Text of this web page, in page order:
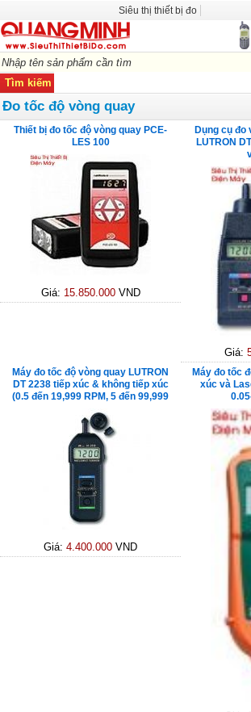
Siêu thị thiết bị đo
Đo tốc độ vòng quay
Thiết bị đo tốc độ vòng quay PCE-
LES 100
Giá: 15.850.000VND
Dụng cụ đo
LUTRON
Giá:
Máy đo tốc độ vòng quay LUTRON
DT 2238 tiếp xúc & không tiếp xúc
(0.5 đến 19,999 RPM, 5 đến 99,999
Giá: 4.400.000 VND
Máy đo tốc
xúc và